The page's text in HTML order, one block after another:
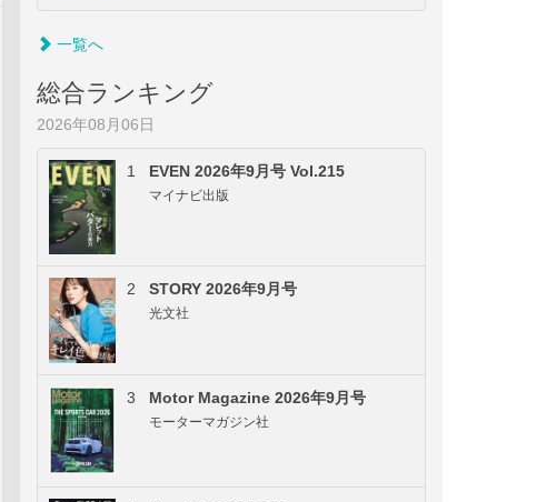
一覧へ
総合ランキング
2026年08月06日
1 EVEN 2026年9月号 Vol.215
マイナビ出版
2 STORY 2026年9月号
光文社
3 Motor Magazine 2026年9月号
モーターマガジン社